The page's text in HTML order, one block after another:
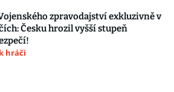
zpravodajství exkluzivně v
Česku hrozil vyšší stupeň
hráči